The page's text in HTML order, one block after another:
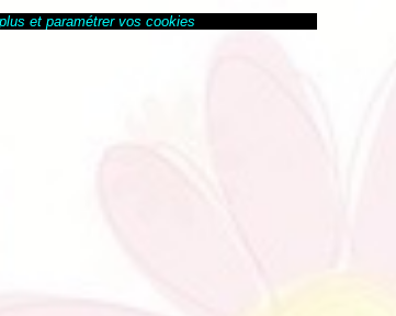
et paramétrer vos cookies